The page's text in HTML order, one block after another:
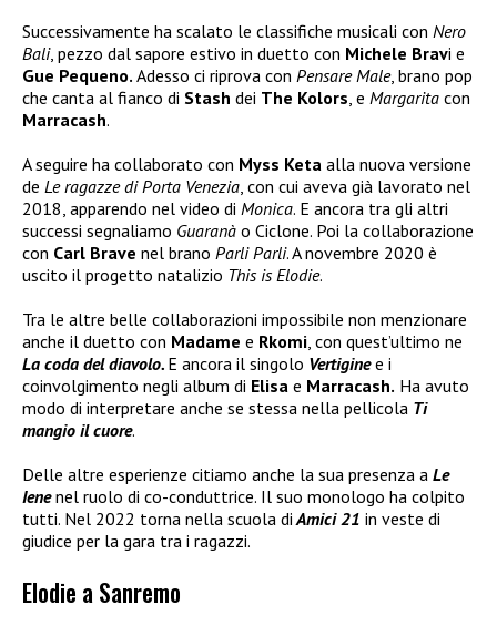
Successivamente ha scalato le classifiche musicali con Nero
Bali, pezzo dal sapore estivo in duetto con Michele Bravi e
Gue Pequeno. Adesso ci riprova con Pensare Male, brano pop
che canta al fianco di Stash dei The Kolors, e Margarita con
Marracash.
A seguire ha collaborato con Myss Keta alla nuova versione
de Le ragazze di Porta Venezia, con cui aveva già lavorato nel
2018, apparendo nel video di Monica. E ancora tra gli altri
successi segnaliamo Guaranà o Ciclone. Poi la collaborazione
con Carl Brave nel brano Parli Parli. A novembre 2020 è
uscito il progetto natalizio This is Elodie.
Tra le altre belle collaborazioni impossibile non menzionare
anche il duetto con Madame e Rkomi, con quest’ultimo ne
La coda del diavolo. E ancora il singolo Vertiginee i
coinvolgimento negli album di Elisa e Marracash. Ha avuto
modo di interpretare anche se stessa nella pellicola Ti
mangio il cuore.
Delle altre esperienze citiamo anche la sua presenza a Le
Ienenel ruolo di co-conduttrice. Il suo monologo ha colpito
tutti. Nel 2022 torna nella scuola diAmici 21 in veste di
giudice per la gara tra i ragazzi.
Elodie a Sanremo